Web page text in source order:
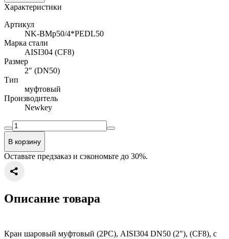
Характеристики
Артикул
NK-BMp50/4*PEDL50
Марка стали
AISI304 (CF8)
Размер
2" (DN50)
Тип
муфтовый
Производитель
Newkey
В корзину
Оставьте предзаказ и сэкономьте до 30%.
Описание товара
Кран шаровый муфтовый (2PC), AISI304 DN50 (2"), (CF8), с